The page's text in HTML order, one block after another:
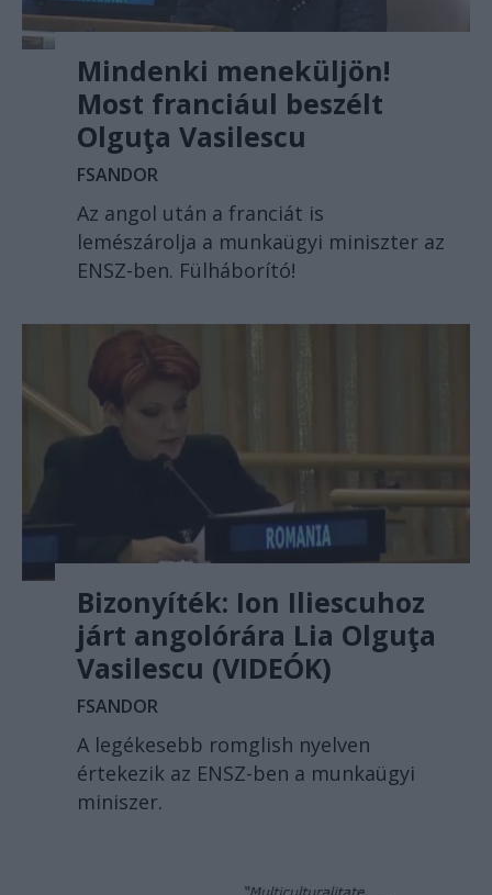
Mindenki meneküljön!
Most franciául beszélt
Olguţa Vasilescu
FSANDOR
Az angol után a franciát is
lemészárolja a munkaügyi miniszter az
ENSZ-ben. Fülháborító!
Bizonyíték: Ion Iliescuhoz
járt angolórára Lia Olguţa
Vasilescu (VIDEÓK)
FSANDOR
A legékesebb romglish nyelven
értekezik az ENSZ-ben a munkaügyi
miniszer.